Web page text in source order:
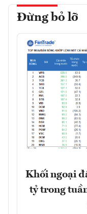
Đừng bỏ lỡ
Khối ngoại
tỷ trong